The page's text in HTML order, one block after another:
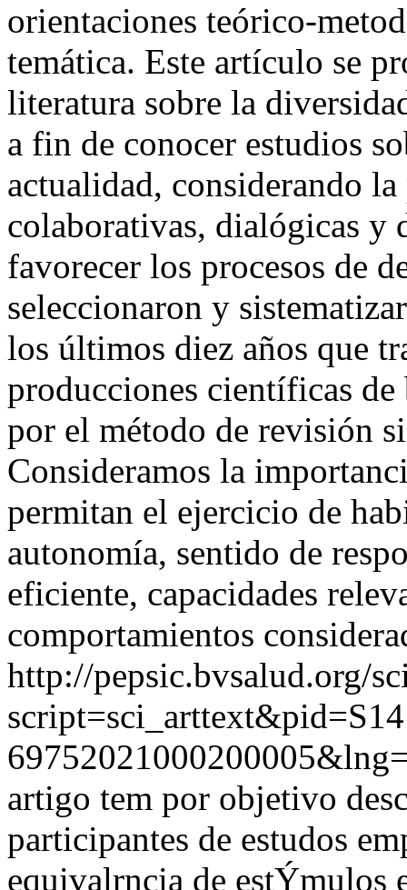
orientaciones teórico-
temática. Este artículo se
literatura sobre la
a fin de conocer estudios
actualidad, considerando
colaborativas, dialógicas y
favorecer los procesos de
seleccionaron y
los últimos diez años que
producciones científicas
por el método de revisión
Consideramos la
permitan el ejercicio de
autonomía, sentido de
eficiente, capacidades
comportamientos
http://pepsic.bvsalud.org/
artigo tem por objetivo
participantes de estudos
equivalrncia de estÝmulos